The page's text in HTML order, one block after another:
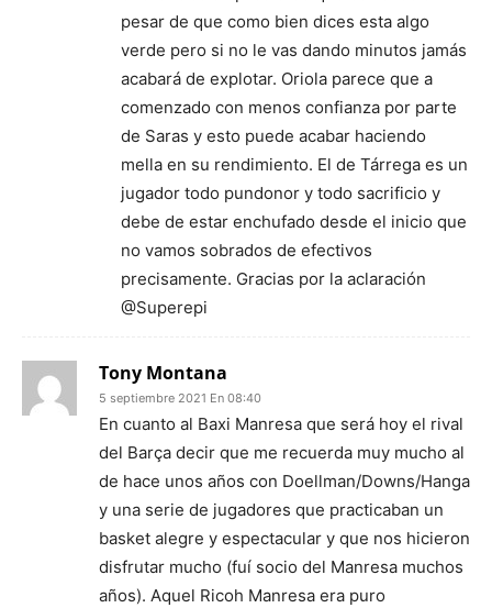
pesar de que como bien dices esta algo
verde pero si no le vas dando minutos jamás
acabará de explotar. Oriola parece que a
comenzado con menos confianza por parte
de Saras y esto puede acabar haciendo
mella en su rendimiento. El de Tárrega es un
jugador todo pundonor y todo sacrificio y
debe de estar enchufado desde el inicio que
no vamos sobrados de efectivos
precisamente. Gracias por la aclaración
@Superepi
Tony Montana
5 septiembre 2021 En 08:40
En cuanto al Baxi Manresa que será hoy el rival
del Barça decir que me recuerda muy mucho al
de hace unos años con Doellman/Downs/Hanga
y una serie de jugadores que practicaban un
basket alegre y espectacular y que nos hicieron
disfrutar mucho (fuí socio del Manresa muchos
años). Aquel Ricoh Manresa era puro